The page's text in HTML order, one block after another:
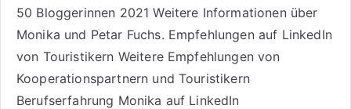
50 Bloggerinnen 2021 Weitere Informationen über
Monika und Petar Fuchs. Empfehlungen auf LinkedIn
von Touristikern Weitere Empfehlungen von
Kooperationspartnern und Touristikern
Berufserfahrung Monika auf LinkedIn